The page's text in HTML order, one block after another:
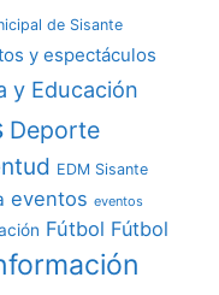
de Sisante
y espectáculos
y Educación
Deporte
EDM Sisante
eventos eventos
Fútbol Fútbol